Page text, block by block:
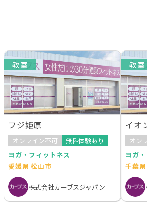
教室
フジ姫原
オンライン不可
無料体験あり
ヨガ・フィットネス
愛媛県 松山市
株式会社カーブスジャパン
教室
イオ
オン
ヨガ
千葉